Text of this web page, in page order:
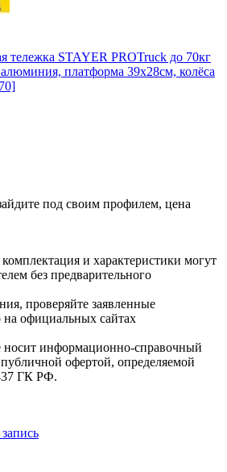
тележка STAYER PROTruck до 70кг
платформа 39х28см, колёса
под своим профилем, цена
и характеристики могут
без предварительного
проверяйте заявленные
на официальных сайтах
информационно-справочный
публичной офертой, определяемой
ГК РФ.